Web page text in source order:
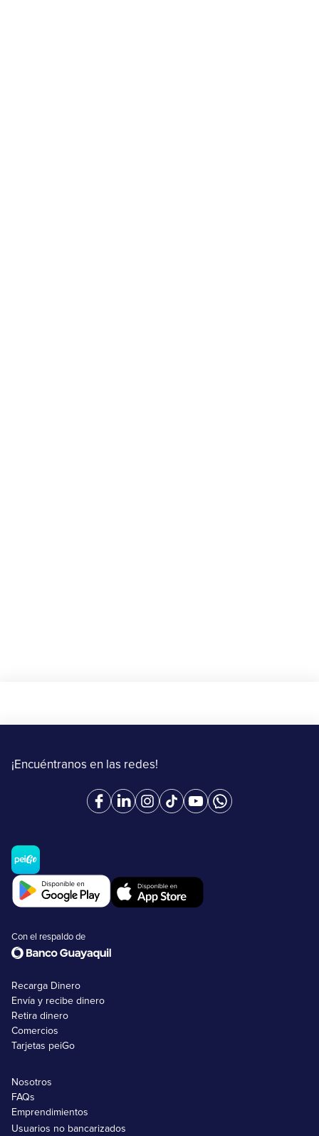
¡Encuéntranos en las redes!
Con el respaldo de
Recarga Dinero
Envía y recibe dinero
Retira dinero
Comercios
Tarjetas peiGo
Nosotros
FAQs
Emprendimientos
Usuarios no bancarizados